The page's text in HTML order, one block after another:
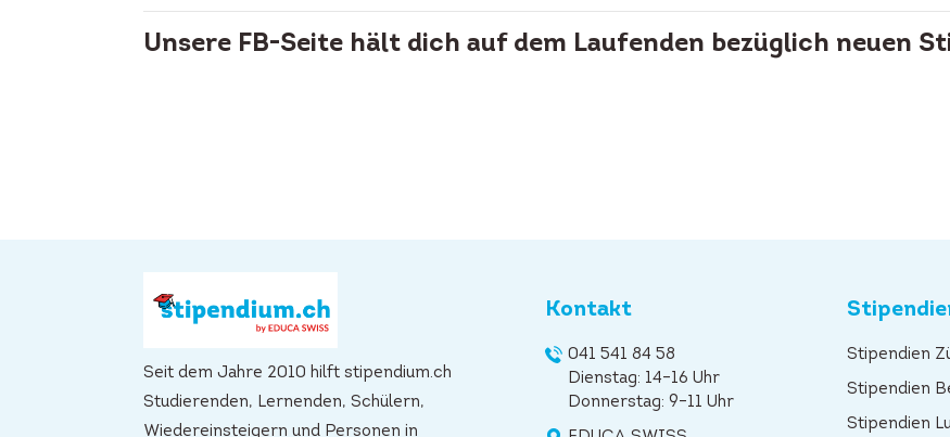
Unsere FB-Seite hält dich auf dem Laufenden bezüglich neuen
Seit dem Jahre 2010 hilft stipendium.ch
Studierenden, Lernenden, Schülern,
Wiedereinsteigern und Personen in
Kontakt
041 541 84 58
Dienstag: 14–16 Uhr
Donnerstag: 9–11 Uhr
Stipendien
Stipendien
Stipendien